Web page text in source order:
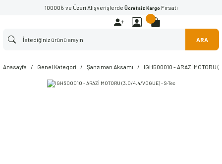
10000₺ ve Üzeri Alışverişlerde Ücretsiz Kargo Fırsatı
ARA
Anasayfa Genel Kategori Şanzıman Aksamı IGH500010 - ARAZİ MOTORU